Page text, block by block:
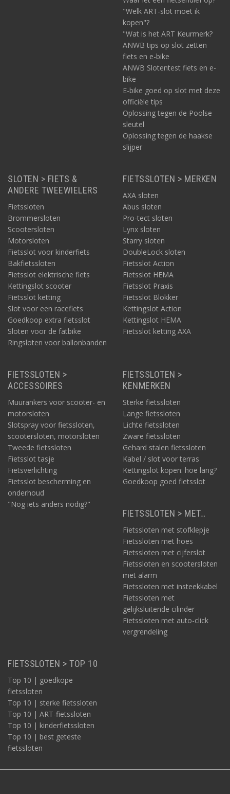
"Welk ART-slot moet ik
kopen"?
"Wat is het ART Keurmerk?
ANWB tips op slot zetten
fiets en e-bike
ANWB Slotentest fiets en e-
bike
E-bike goed op slot met deze
officiële tips
Oplossing tegen de Poolse
sleutel
Oplossing tegen de haakse
slijper
SLOTEN > FIETS &
ANDERE TWEEWIELERS
Fietssloten
Brommersloten
Scootersloten
Motorsloten
Fietsslot voor kinderfiets
Bakfietssloten
Fietsslot elektrische fiets
Kettingslot scooter
Fietsslot ketting
Slot voor een racefiets
Goedkoop extra fietsslot
Sloten voor de fatbike
Ringsloten voor ballonbanden
FIETSSLOTEN > MERKEN
AXA sloten
Abus sloten
Pro-tect sloten
Lynx sloten
Starry sloten
DoubleLock sloten
Fietsslot Action
Fietsslot HEMA
Fietsslot Praxis
Fietsslot Blokker
Kettingslot Action
Kettingslot HEMA
Fietsslot ketting AXA
FIETSSLOTEN >
ACCESSOIRES
Muurankers voor scooter- en
motorsloten
Slotspray voor fietssloten,
scootersloten, motorsloten
Tweede fietssloten
Fietsslot tasje
Fietsverlichting
Fietsslot bescherming en
onderhoud
"Nog iets anders nodig?"
FIETSSLOTEN >
KENMERKEN
Sterke fietssloten
Lange fietssloten
Lichte fietssloten
Zware fietssloten
Gehard stalen fietssloten
Kabel / slot voor terras
Kettingslot kopen: hoe lang?
Goedkoop goed fietsslot
FIETSSLOTEN > MET…
Fietssloten met stofklepje
Fietssloten met hoes
Fietssloten met cijferslot
Fietssloten en scootersloten
met alarm
Fietssloten met insteekkabel
Fietssloten met
gelijksluitende cilinder
Fietssloten met auto-click
vergrendeling
FIETSSLOTEN > TOP 10
Top 10 | goedkope
fietssloten
Top 10 | sterke fietssloten
Top 10 | ART-fietssloten
Top 10 | kinderfietssloten
Top 10 | best geteste
fietssloten